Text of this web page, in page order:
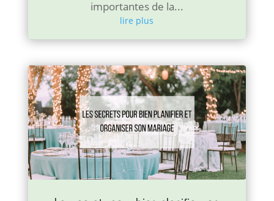
importantes de la...
lire plus